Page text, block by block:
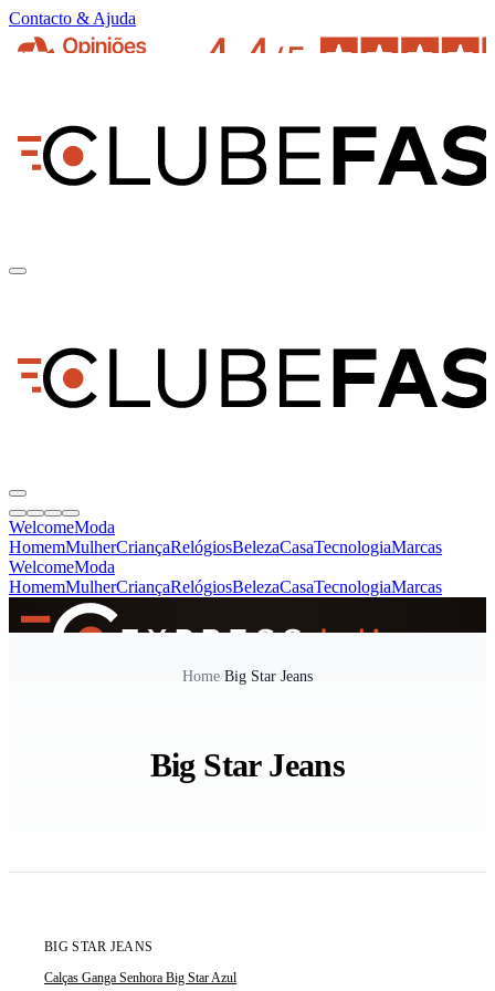
Contacto & Ajuda
WelcomeModa
HomemMulherCriançaRelógiosBelezaCasaTecnologiaMarcas
WelcomeModa
HomemMulherCriançaRelógiosBelezaCasaTecnologiaMarcas
Home/Big Star Jeans
Big Star Jeans
BIG STAR JEANS
Calças Ganga Senhora Big Star Azul